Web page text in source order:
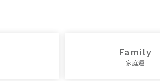
Family
家庭運